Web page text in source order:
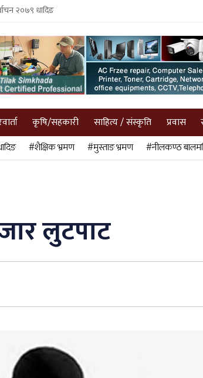
२०७९ धादिङ
कृषि/सहकारी साहित्य / संस्कृति प्रवास
#शैक्षिक भ्रमण #मुस्ताङ भ्रमण #नीलकण्ठ
लुटपाट